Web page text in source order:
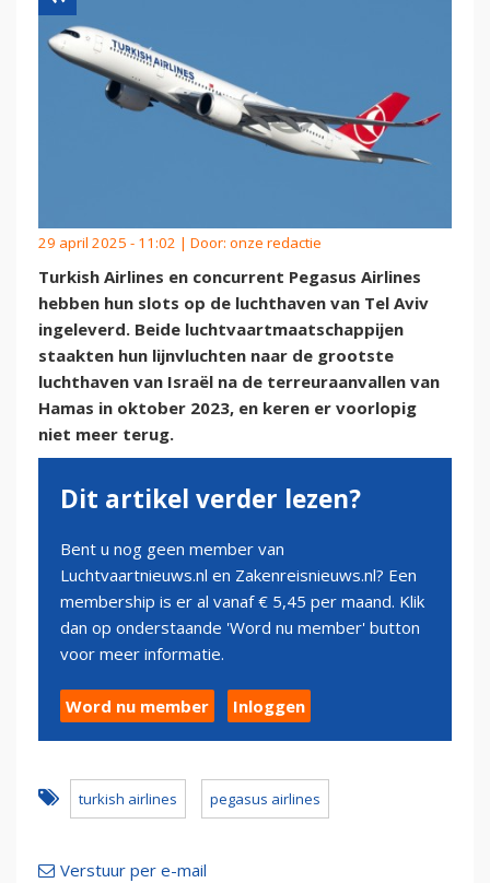
29 april 2025 - 11:02 | Door: onze redactie
Turkish Airlines en concurrent Pegasus Airlines
hebben hun slots op de luchthaven van Tel Aviv
ingeleverd. Beide luchtvaartmaatschappijen
staakten hun lijnvluchten naar de grootste
luchthaven van Israël na de terreuraanvallen van
Hamas in oktober 2023, en keren er voorlopig
niet meer terug.
Dit artikel verder lezen?
Bent u nog geen member van
Luchtvaartnieuws.nl en Zakenreisnieuws.nl? Een
membership is er al vanaf € 5,45 per maand. Klik
dan op onderstaande 'Word nu member' button
voor meer informatie.
Word nu member Inloggen
turkish airlines pegasus airlines
Verstuur per e-mail